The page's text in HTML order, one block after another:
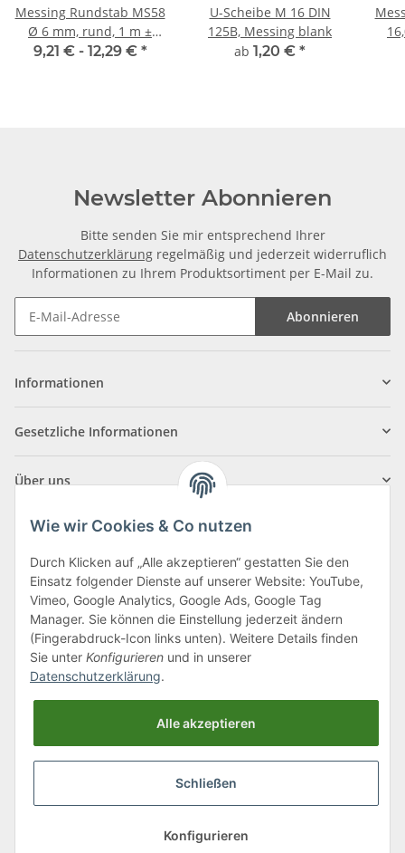
Messing Rundstab MS58
Ø 6 mm, rund, 1 m ±
5mm
9,21 € - 12,29 € *
U-Scheibe M 16 DIN
125B, Messing blank
ab 1,20 € *
Newsletter Abonnieren
Bitte senden Sie mir entsprechend Ihrer
Datenschutzerklärung regelmäßig und jederzeit widerruflich
Informationen zu Ihrem Produktsortiment per E-Mail zu.
Abonnieren
Informationen
Gesetzliche Informationen
Über uns
Klagenfurter Straße 29
9556 Liebenfels
Montag bis Donnerstag: 8:00 bis 16:30 Uhr
Freitag: 8:00 bis 12:00 Uhr
Tel.:0043 (0) 4262 50900
office@cncshop.at
* Alle Preise inkl. gesetzlicher USt., zzgl.Versand, zzgl.
Wie wir Cookies & Co nutzen
Durch Klicken auf „Alle akzeptieren“ gestatten Sie den
Einsatz folgender Dienste auf unserer Website: YouTube,
Vimeo, Google Analytics, Google Ads, Google Tag
Manager. Sie können die Einstellung jederzeit ändern
(Fingerabdruck-Icon links unten). Weitere Details finden
Sie unter Konfigurieren und in unserer
Datenschutzerklärung.
Alle akzeptieren
Schließen
Konfigurieren